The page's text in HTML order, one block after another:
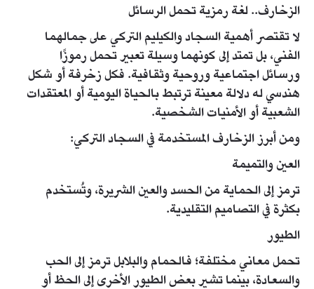
الزخارف.. لغة رمزية تحمل الرسائل
لا تقتصر أهمية السجاد والكيليم التركي على جمالهما
الفني، بل تمتد إلى كونهما وسيلة تعبير تحمل رموزًا
ورسائل اجتماعية وروحية وثقافية. فكل زخرفة أو شكل
هندسي له دلالة معينة ترتبط بالحياة اليومية أو المعتقدات
الشعبية أو الأمنيات الشخصية.
ومن أبرز الزخارف المستخدمة في السجاد التركي:
العين والتميمة
ترمز إلى الحماية من الحسد والعين الشريرة، وتُستخدم
بكثرة في التصاميم التقليدية.
الطيور
تحمل معاني مختلفة؛ فالحمام والبلابل ترمز إلى الحب
والسعادة، بينما تشير بعض الطيور الأخرى إلى الحظ أو